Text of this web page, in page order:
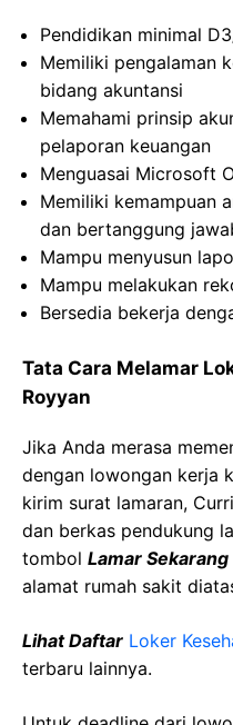
Pendidikan minimal
Memiliki pengalaman
bidang akuntansi
Memahami prinsip
pelaporan keuangan
Menguasai Microsoft
Memiliki kemampuan
dan bertanggung
Mampu menyusun
Mampu melakukan
Bersedia bekerja
Tata Cara Melamar
Royyan
Jika Anda merasa
dengan lowongan kerja
kirim surat lamaran,
dan berkas pendukung
tombol Lamar Sekarang
alamat rumah sakit
Lihat Daftar Loker
terbaru lainnya.